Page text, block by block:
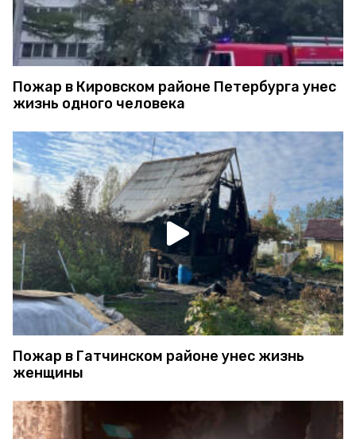
Пожар в Кировском районе Петербурга унес
жизнь одного человека
Пожар в Гатчинском районе унес жизнь
женщины